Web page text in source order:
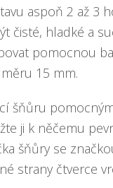
aspoň 2 až 3
čisté, hladké a
pomocnou
15 mm.
šňůru
ji k něčemu
šňůry se
strany čtverce